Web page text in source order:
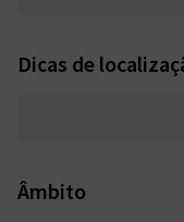
Dicas de
Âmbito